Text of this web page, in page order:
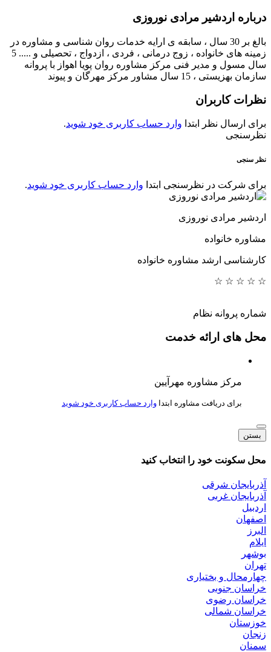
درباره اردشیر مرادی نوروزی
بالغ بر 30 سال ، سابقه ی ارایه خدمات روان شناسی و مشاوره در
زمینه های خانواده ، زوج درمانی ، فردی ، ازدواج ، تحصیلی و ..... 5
سال مسول و مدیر فنی مرکز مشاوره روان پویا اهواز با پروانه
سازمان بهزیستی ، 15 سال مشاور مرکز مهرگان و پیوند
نظراتکاربران
برای ارسال نظر ابتدا وارد حساب کاربری خود شوید.
نظرسنجی
نظر سنجی
برای شرکت در نظرسنجی ابتدا وارد حساب کاربری خود شوید.
اردشیر مرادی نوروزی
مشاوره خانواده
کارشناسی ارشد مشاوره خانواده
☆
☆
☆
☆
☆
شماره پروانه نظام
محل های ارائه خدمت
مرکز مشاوره مهرآیین
برای دریافت مشاوره ابتدا وارد حساب کاربری خود شوید
بستن
محل سکونت خود را انتخاب کنید
آذربایجان شرقی
آذربایجان غربی
اردبیل
اصفهان
البرز
ایلام
بوشهر
تهران
چهارمحال و بختیاری
خراسان جنوبی
خراسان رضوی
خراسان شمالی
خوزستان
زنجان
سمنان